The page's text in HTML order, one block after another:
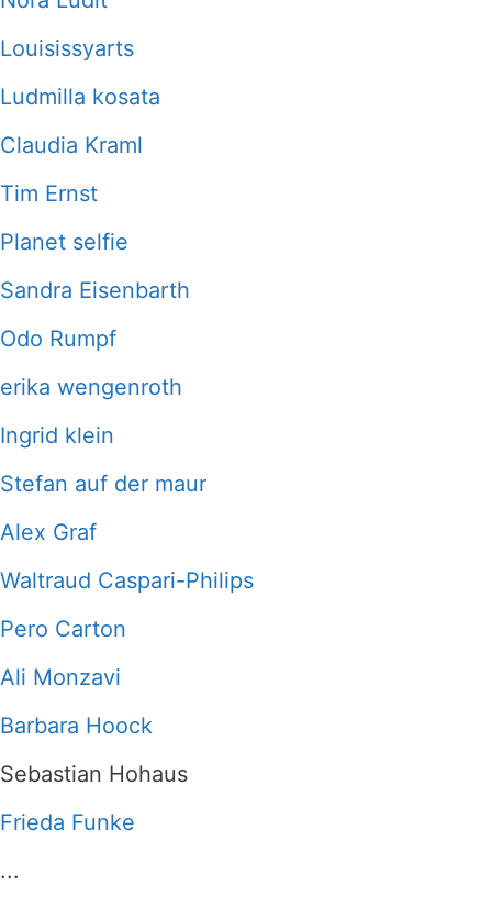
Louisissyarts
Ludmilla kosata
Claudia Kraml
Tim Ernst
Planet selfie
Sandra Eisenbarth
Odo Rumpf
erika wengenroth
Ingrid klein
Stefan auf der maur
Alex Graf
Waltraud Caspari-Philips
Pero Carton
Ali Monzavi
Barbara Hoock
Sebastian Hohaus
Frieda Funke
...